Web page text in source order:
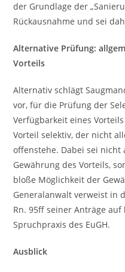
der Grundlage der
Rückausnahme und sei
Alternative Prüfung:
Vorteils
Alternativ schlägt
vor, für die Prüfung der
Verfügbarkeit eines
Vorteil selektiv, der nicht
offenstehe. Dabei sei
Gewährung des Vorteils,
bloße Möglichkeit der
Generalanwalt verweist in
Rn. 95ff seiner Anträge
Spruchpraxis des EuGH.
Ausblick